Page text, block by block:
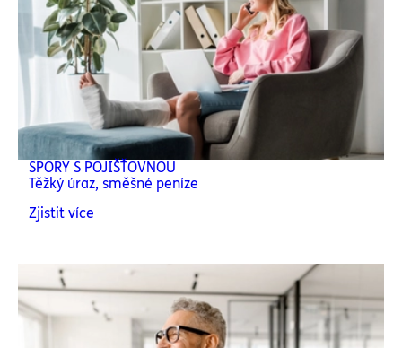
SPORY S POJIŠŤOVNOU
Těžký úraz, směšné peníze
Zjistit více